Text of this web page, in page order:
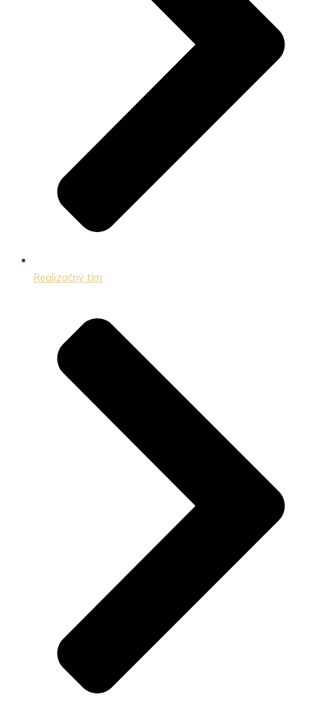
Realizačný tím